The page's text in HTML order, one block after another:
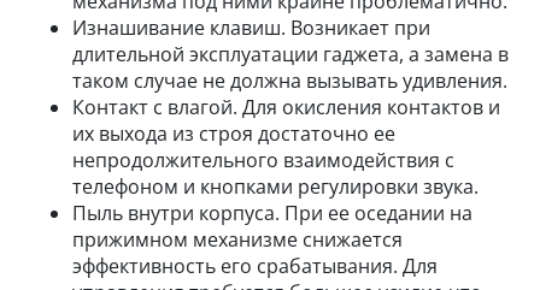
Изнашивание клавиш. Возникает при
длительной эксплуатации гаджета, а замена в
таком случае не должна вызывать удивления.
Контакт с влагой. Для окисления контактов и
их выхода из строя достаточно ее
непродолжительного взаимодействия с
телефоном и кнопками регулировки звука.
Пыль внутри корпуса. При ее оседании на
прижимном механизме снижается
эффективность его срабатывания. Для